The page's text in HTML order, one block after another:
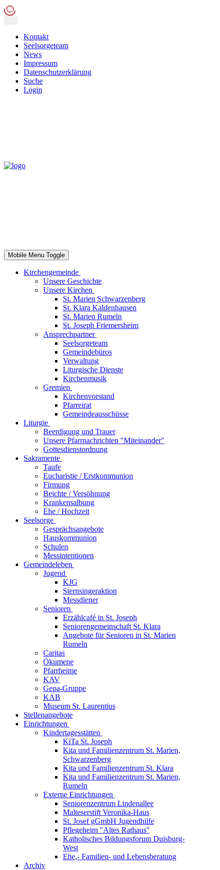
Kontakt
Seelsorgeteam
News
Impressum
Datenschutzerklärung
Suche
Login
Mobile Menu Toggle
Kirchengemeinde
Unsere Geschichte
Unsere Kirchen
St. Marien Schwarzenberg
St. Klara Kaldenhausen
St. Marien Rumeln
St. Joseph Friemersheim
Ansprechpartner
Seelsorgeteam
Gemeindebüros
Verwaltung
Liturgische Dienste
Kirchenmusik
Gremien
Kirchenvorstand
Pfarreirat
Gemeindeausschüsse
Liturgie
Beerdigung und Trauer
Unsere Pfarrnachrichten "Miteinander"
Gottesdienstordnung
Sakramente
Taufe
Eucharistie / Erstkommunion
Firmung
Beichte / Versöhnung
Krankensalbung
Ehe / Hochzeit
Seelsorge
Gesprächsangebote
Hauskommunion
Schulen
Messintentionen
Gemeindeleben
Jugend
KJG
Sternsingeraktion
Messdiener
Senioren
Erzählcafé in St. Joseph
Seniorengemeinschaft St. Klara
Angebote für Senioren in St. Marien
Rumeln
Caritas
Ökumene
Pfarrheime
KAV
Gepa-Gruppe
KAB
Museum St. Laurentius
Stellenangebote
Einrichtungen
Kindertagesstätten
KiTa St. Joseph
Kita und Familienzentrum St. Marien,
Schwarzenberg
Kita und Familienzentrum St. Klara
Kita und Familienzentrum St. Marien,
Rumeln
Externe Einrichtungen
Seniorenzentrum Lindenallee
Malteserstift Veronika-Haus
St. Josef gGmbH Jugendhilfe
Pflegeheim "Altes Rathaus"
Katholisches Bildungsforum Duisburg-
West
Ehe,- Familien- und Lebensberatung
Archiv